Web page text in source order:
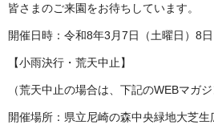
皆さまのご来園をお待ちしています。
開催日時：令和8年3月7日（土曜日）8
【小雨決行・荒天中止】
（荒天中止の場合は、下記のWEBマガ
開催場所：県立尼崎の森中央緑地大芝生